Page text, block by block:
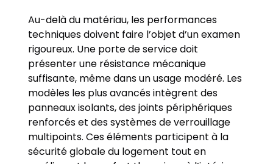
Au-delà du matériau, les performances
techniques doivent faire l’objet d’un examen
rigoureux. Une porte de service doit
présenter une résistance mécanique
suffisante, même dans un usage modéré. Les
modèles les plus avancés intègrent des
panneaux isolants, des joints périphériques
renforcés et des systèmes de verrouillage
multipoints. Ces éléments participent à la
sécurité globale du logement tout en